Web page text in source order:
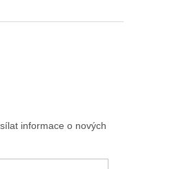
informace o nových